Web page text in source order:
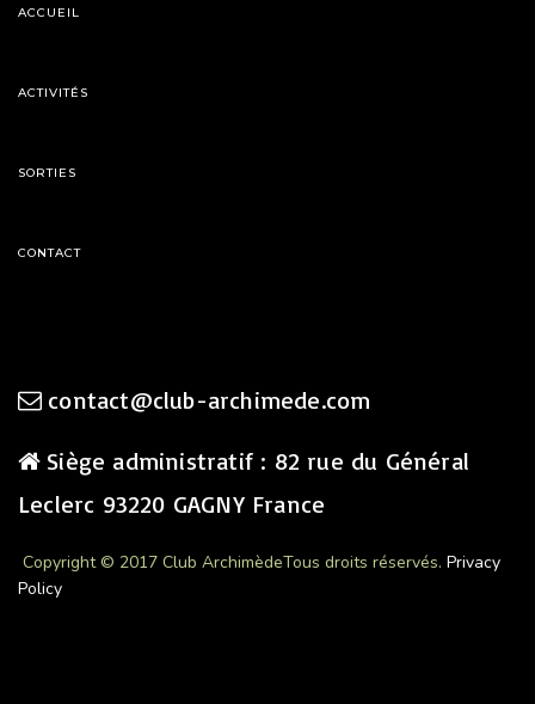
ACCUEIL
ACTIVITÉS
SORTIES
CONTACT
contact@club-archimede.com
Siège administratif : 82 rue du Général
Leclerc 93220 GAGNY France
Copyright © 2017 Club ArchimèdeTous droits réservés. Privacy
Policy